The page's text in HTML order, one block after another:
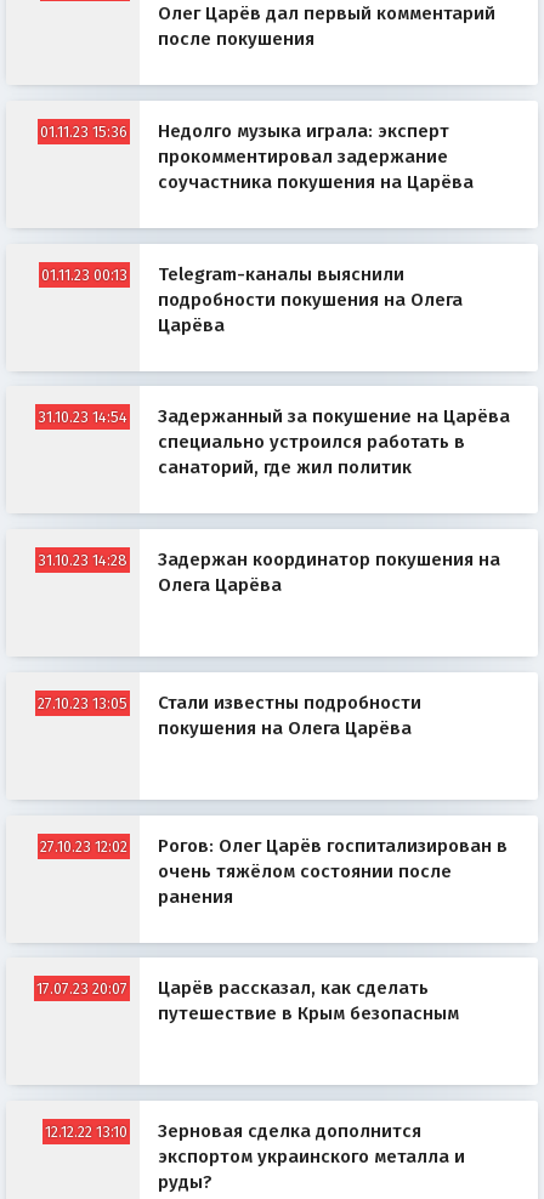
Олег Царёв дал первый комментарий
после покушения
01.11.23 15:36
Недолго музыка играла: эксперт
прокомментировал задержание
соучастника покушения на Царёва
01.11.23 00:13
Telegram-каналы выяснили
подробности покушения на Олега
Царёва
31.10.23 14:54
Задержанный за покушение на Царёва
специально устроился работать в
санаторий, где жил политик
31.10.23 14:28
Задержан координатор покушения на
Олега Царёва
27.10.23 13:05
Стали известны подробности
покушения на Олега Царёва
27.10.23 12:02
Рогов: Олег Царёв госпитализирован в
очень тяжёлом состоянии после
ранения
17.07.23 20:07
Царёв рассказал, как сделать
путешествие в Крым безопасным
12.12.22 13:10
Зерновая сделка дополнится
экспортом украинского металла и
руды?